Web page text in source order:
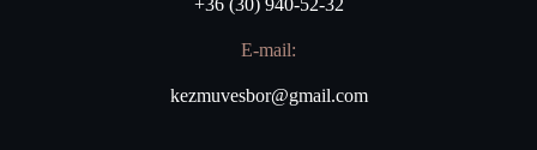
+36 (30) 940-52-32
E-mail:
kezmuvesbor@gmail.com